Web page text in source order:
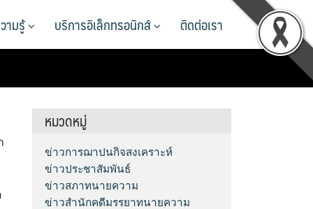
ามรู้ บริการอิเล็กทรอนิกส์ ติดต่อเรา
หมวดหมู่
ข่าวการฌาปนกิจสงเคราะห์
ข่าวประชาสัมพันธ์
ข่าวสภาทนายความ
ข่าวสำนักคดีมรรยาทนายความ